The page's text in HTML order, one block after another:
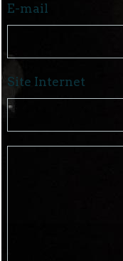
E-mail
Site Internet